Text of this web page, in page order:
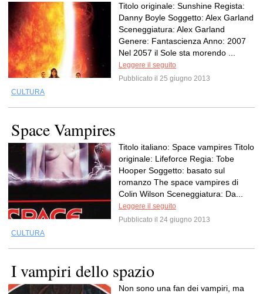
Titolo originale: Sunshine Regista:
Danny Boyle Soggetto: Alex Garland
Sceneggiatura: Alex Garland
Genere: Fantascienza Anno: 2007
Nel 2057 il Sole sta morendo ...
Leggere il seguito
Pubblicato il 25 giugno 2013
CULTURA
Space Vampires
Titolo italiano: Space vampires Titolo
originale: Lifeforce Regia: Tobe
Hooper Soggetto: basato sul
romanzo The space vampires di
Colin Wilson Sceneggiatura: Da...
Leggere il seguito
Pubblicato il 24 giugno 2013
CULTURA
I vampiri dello spazio
Non sono una fan dei vampiri, ma